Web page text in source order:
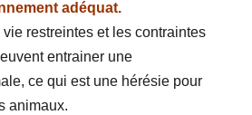
adéquat.
restreintes et les contraintes
entrainer une
ce qui est une hérésie pour
animaux.